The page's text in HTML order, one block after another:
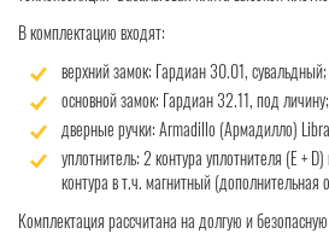
В комплектацию входят:
верхний замок: Гардиан 30.01, сувальдный;
основной замок: Гардиан 32.11, под личину;
дверные ручки: Armadillo (Армадилло)
уплотнитель: 2 контура уплотнителя (Е +
контура в т.ч. магнитный (дополнительная
Комплектация рассчитана на долгую и